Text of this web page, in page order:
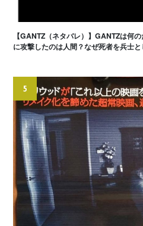
【GANTZ（ネタバレ）】GANTZは何
に攻撃したのは人間？なぜ死者を兵士
5